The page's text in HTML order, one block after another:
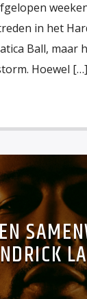
in het
Ball, maar
Hoewel […]